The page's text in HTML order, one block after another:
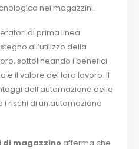
nei magazzini.
di prima linea
all’utilizzo della
sottolineando i benefici
e il valore del loro lavoro. Il
dell’automazione delle
rischi di un’automazione
di magazzinoafferma che